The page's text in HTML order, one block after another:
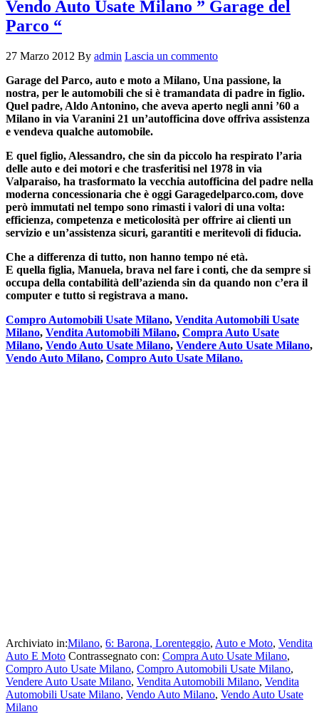
Vendo Auto Usate Milano ” Garage del
Parco “
27 Marzo 2012 By admin Lascia un commento
Garage del Parco, auto e moto a Milano, Una passione, la
nostra, per le automobili che si è tramandata di padre in figlio.
Quel padre, Aldo Antonino, che aveva aperto negli anni ’60 a
Milano in via Varanini 21 un’autofficina dove offriva assistenza
e vendeva qualche automobile.
E quel figlio, Alessandro, che sin da piccolo ha respirato l’aria
delle auto e dei motori e che trasferitisi nel 1978 in via
Valparaiso, ha trasformato la vecchia autofficina del padre nella
moderna concessionaria che è oggi Garagedelparco.com, dove
però immutati nel tempo sono rimasti i valori di una volta:
efficienza, competenza e meticolosità per offrire ai clienti un
servizio e un’assistenza sicuri, garantiti e meritevoli di fiducia.
Che a differenza di tutto, non hanno tempo né età.
E quella figlia, Manuela, brava nel fare i conti, che da sempre si
occupa della contabilità dell’azienda sin da quando non c’era il
computer e tutto si registrava a mano.
Compro Automobili Usate Milano, Vendita Automobili Usate
Milano, Vendita Automobili Milano, Compra Auto Usate
Milano, Vendo Auto Usate Milano, Vendere Auto Usate Milano,
Vendo Auto Milano, Compro Auto Usate Milano.
Archiviato in:Milano, 6: Barona, Lorenteggio, Auto e Moto, Vendita
Auto E Moto Contrassegnato con: Compra Auto Usate Milano,
Compro Auto Usate Milano, Compro Automobili Usate Milano,
Vendere Auto Usate Milano, Vendita Automobili Milano, Vendita
Automobili Usate Milano, Vendo Auto Milano, Vendo Auto Usate
Milano